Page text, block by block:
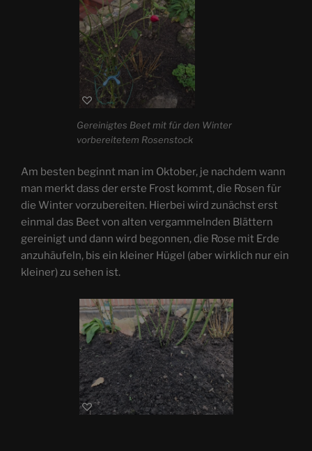
Gereinigtes Beet mit für den Winter
vorbereitetem Rosenstock
Am besten beginnt man im Oktober, je nachdem wann
man merkt dass der erste Frost kommt, die Rosen für
die Winter vorzubereiten. Hierbei wird zunächst erst
einmal das Beet von alten vergammelnden Blättern
gereinigt und dann wird begonnen, die Rose mit Erde
anzuhäufeln, bis ein kleiner Hügel (aber wirklich nur ein
kleiner) zu sehen ist.